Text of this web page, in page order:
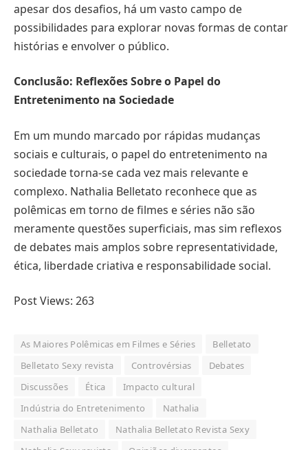
apesar dos desafios, há um vasto campo de
possibilidades para explorar novas formas de contar
histórias e envolver o público.
Conclusão: Reflexões Sobre o Papel do
Entretenimento na Sociedade
Em um mundo marcado por rápidas mudanças
sociais e culturais, o papel do entretenimento na
sociedade torna-se cada vez mais relevante e
complexo. Nathalia Belletato reconhece que as
polêmicas em torno de filmes e séries não são
meramente questões superficiais, mas sim reflexos
de debates mais amplos sobre representatividade,
ética, liberdade criativa e responsabilidade social.
Post Views: 263
As Maiores Polêmicas em Filmes e Séries
Belletato
Belletato Sexy revista
Controvérsias
Debates
Discussões
Ética
Impacto cultural
Indústria do Entretenimento
Nathalia
Nathalia Belletato
Nathalia Belletato Revista Sexy